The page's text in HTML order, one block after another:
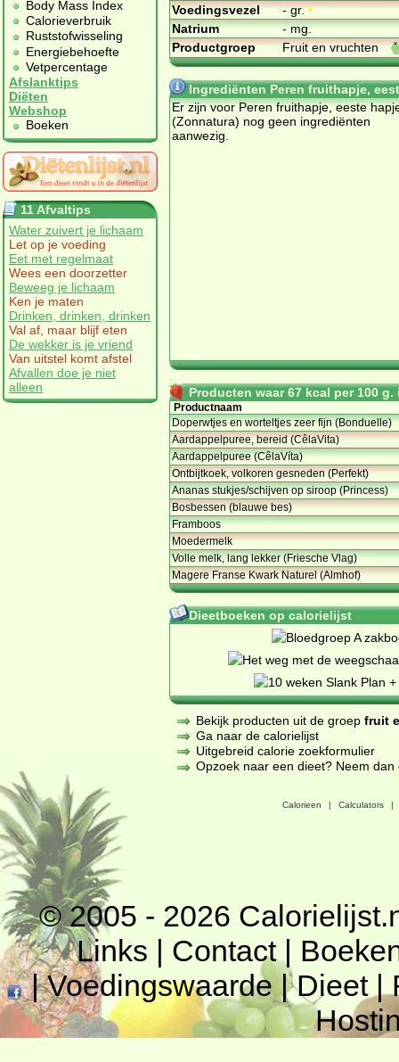
Body Mass Index
Calorieverbruik
Ruststofwisseling
Energiebehoefte
Vetpercentage
Afslanktips
Diëten
Webshop
Boeken
11 Afvaltips
Water zuivert je lichaam
Let op je voeding
Eet met regelmaat
Wees een doorzetter
Beweeg je lichaam
Ken je maten
Drinken, drinken, drinken
Val af, maar blijf eten
De wekker is je vriend
Van uitstel komt afstel
Afvallen doe je niet
alleen
Voedingsvezel
- gr.•
Natrium
- mg.
Productgroep
Fruit en vruchten
Ingrediënten Peren fruithapje,
Er zijn voor Peren fruithapje, eeste
(Zonnatura) nog geen ingrediënten
aanwezig.
Producten waar 67 kcal per 100
Productnaam
Doperwtjes en worteltjes zeer fijn (Bonduelle)
Aardappelpuree, bereid (CêlaVita)
Aardappelpuree (CêlaVíta)
Ontbijtkoek, volkoren gesneden (Perfekt)
Ananas stukjes/schijven op siroop (Princess)
Bosbessen (blauwe bes)
Framboos
Moedermelk
Volle melk, lang lekker (Friesche Vlag)
Magere Franse Kwark Naturel (Almhof)
Dieetboeken op calorielijst
Bekijk producten uit de groep fruit
Ga naar de calorielijst
Uitgebreid calorie zoekformulier
Opzoek naar een dieet? Neem
Calorieen | Calculators |
© 2005 - 2026
Links | Contact|
|Voedingswaarde|Dieet|